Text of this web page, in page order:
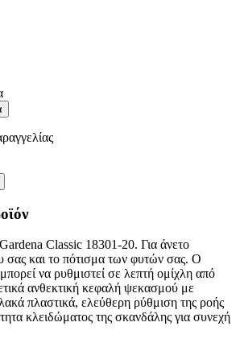
Classic 18301-20. Για άνετο
σας και το πότισμα των φυτών σας. Ο
να ρυθμιστεί σε λεπτή ομίχλη από
ανθεκτική κεφαλή ψεκασμού με
πλαστικά, ελεύθερη ρύθμιση της ροής
κλειδώματος της σκανδάλης για συνεχή